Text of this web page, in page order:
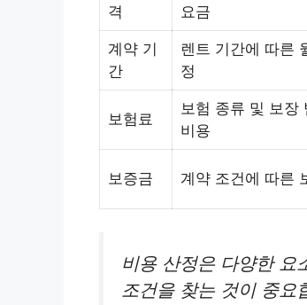
격
요금
계약 기
간
렌트 기간에 따른
정
보험료
보험 종류 및 보장
비용
보증금 계약 조건에 따른
비용 산정은 다양한 요
조건을 찾는 것이 중